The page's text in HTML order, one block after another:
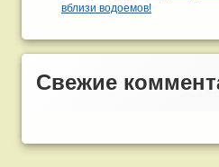
вблизи водоемов!
Свежие